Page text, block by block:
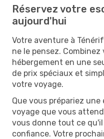
Réservez votre
aujourd'hui
Votre aventure à
ne le pensez.
hébergement en une
de prix spéciaux et
votre voyage.
Que vous prépariez
voyage que vous
vous donne tout ce
confiance. Votre